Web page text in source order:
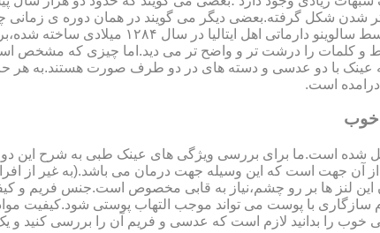
شدن شکل گرفته.بعضی دیگر می گویند در همان دوره ی زمانی
عینک با دو عدسی و دسته های در دو طرف صورت هستند.به هر
درامده است.
خوب
شده است.ما برای بررسی ویژگی های عینک طبی به شرح این
آن جهت است که این وسیله جهت درمان می باشد.(به غیر از
این لنز ها بر رو چشم،نیاز به قابی مخصوص است.جنس فریم
سازگاری با پوست می تواند موجب التهاب پوستی شود.کیفیت
را بدانید لازم است که عدسی و فریم آن را بررسی کنید و یک